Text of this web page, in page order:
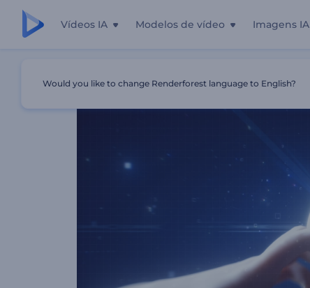
Vídeos IA Modelos de vídeo Imagens IA
Would you like to change Renderforest language to English?